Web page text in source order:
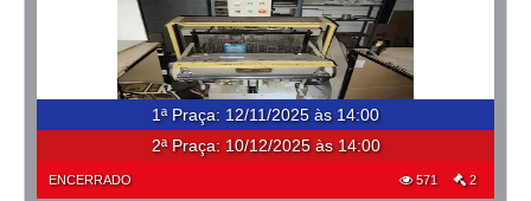
1ª Praça: 12/11/2025 às 14:00
2ª Praça: 10/12/2025 às 14:00
ENCERRADO 571 2